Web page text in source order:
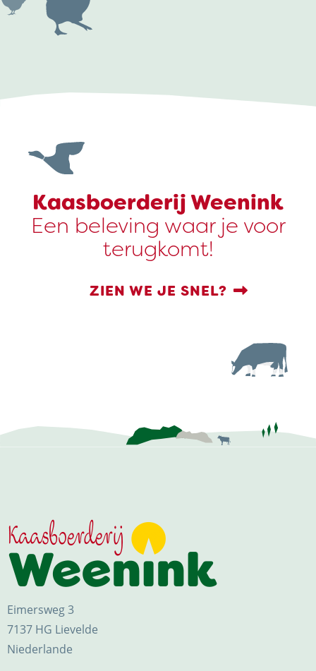
Kaasboerderij Weenink
Een beleving waar je voor
terugkomt!
ZIEN WE JE SNEL?
Eimersweg 3
7137 HG Lievelde
Niederlande